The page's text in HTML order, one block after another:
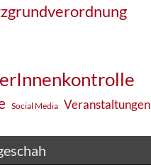
Social Media Veranstaltungen